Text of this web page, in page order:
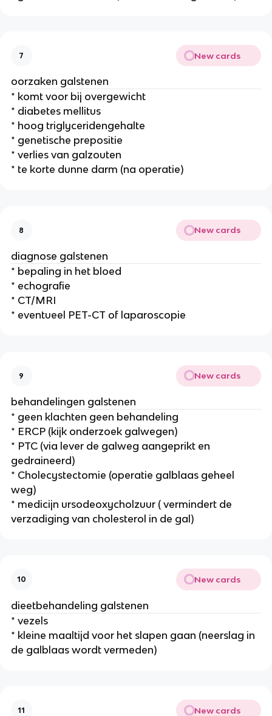
7 New cards
oorzaken galstenen
* komt voor bij overgewicht
* diabetes mellitus
* hoog triglyceridengehalte
* genetische prepositie
* verlies van galzouten
* te korte dunne darm (na operatie)
8 New cards
diagnose galstenen
* bepaling in het bloed
* echografie
* CT/MRI
* eventueel PET-CT of laparoscopie
9 New cards
behandelingen galstenen
* geen klachten geen behandeling
* ERCP (kijk onderzoek galwegen)
* PTC (via lever de galweg aangeprikt en
gedraineerd)
* Cholecystectomie (operatie galblaas geheel
weg)
* medicijn ursodeoxycholzuur ( vermindert de
verzadiging van cholesterol in de gal)
10 New cards
dieetbehandeling galstenen
* vezels
* kleine maaltijd voor het slapen gaan (neerslag in
de galblaas wordt vermeden)
11 New cards